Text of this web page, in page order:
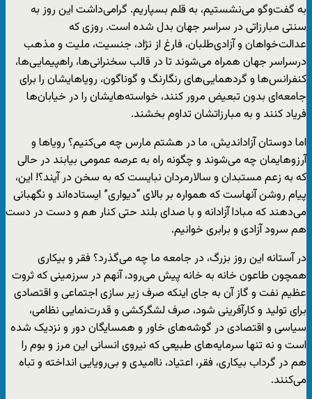
به گفت‌وگو می‌نشستیم، به قلم بسپاریم. گرامی‌داشت این روز به
سنتی مبارزاتی در سراسر جهان بدل شده است. روزی که
عدالت‌خواهان و آزادی‌طلبان، فارغ از نژاد، جنسیت، ملیت و مذهب
درسراسر جهان همراه می‌شوند تا در قالب سخنرانی‌ها، راهپیمایی‌ها،
کنفرانس‌ها و گردهمایی‌های رنگارنگ و گوناگون، رویاهایشان را برای
جامعه‌ای بدون تبعیض مرور کنند، خواسته‌هایشان را در خیابان‌ها
فریاد کنند و به مبارزاتشان تداوم بخشند.
اما دوستان آزاداندیش، ما در هشتم مارس چه می‌کنیم؟ رویاها و
آرزوهایمان چه می‌شوند و چگونه راه به عرصه عمومی بیابند در حالی
که به زعم مستبدان و سالارمردان نبایست که به سخن در آیند؟! این،
پیام روشن آنهاست که همواره بر بالاى “دیواری” ایستاده‌اند و نگهبانی
می‌دهند که مبادا آزادانه و با صداى بلند حتی کنار هم و دست در دست
هم سرود آزادى و برابرى خوانیم.
در آستانه این روز بزرگ، در جامعه ما چه می‌گذرد؟ فقر و بیکارى
همچون طاعون خانه به خانه پیش می‌رود، آنهم در سرزمینى که ثروت
عظیم نفت و گاز آن به جاى اینکه صرف زیر سازى اجتماعى و اقتصادى
براى تولید و کارآفرینى شود، صرف لشگرکشى و قدرت‌نمایى نظامى،
سیاسى و اقتصادى در گوشه‌هاى خاور و همسایگان دور و نزدیک شده
است و نه تنها سرمایه‌های طبیعی که نیروى انسانى این مرز و بوم را
هم در گرداب بیکارى، فقر، اعتیاد، ناامیدى و بى‌رویایى انداخته و تباه
می‌کنند.